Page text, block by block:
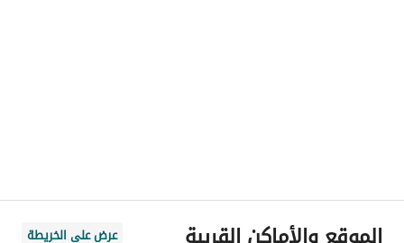
عرض على الخريطة